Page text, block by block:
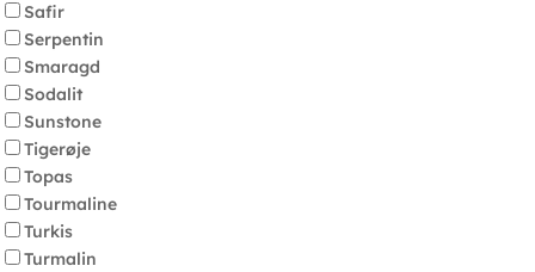
Safir
Serpentin
Smaragd
Sodalit
Sunstone
Tigerøje
Topas
Tourmaline
Turkis
Turmalin